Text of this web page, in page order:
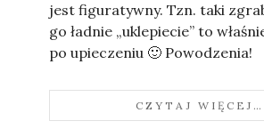
jest figuratywny. Tzn. taki
go ładnie „uklepiecie” to
po upieczeniu 🙂 Powodzenia!
CZYTAJ WIĘCEJ…